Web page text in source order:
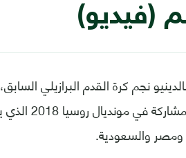
(فيديو)
نجم كرة القدم البرازيلي
والسعودية.